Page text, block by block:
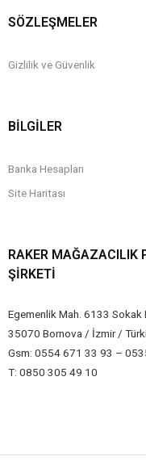
SÖZLEŞMELER
Gizlilik ve Güvenlik
BİLGİLER
Banka Hesapları
Site Haritası
RAKER MAĞAZACILIK
ŞIRKETI
Egemenlik Mah. 6133 Sokak
35070 Bornova / İzmir /
Gsm: 0554 671 33 93 –
T: 0850 305 49 10